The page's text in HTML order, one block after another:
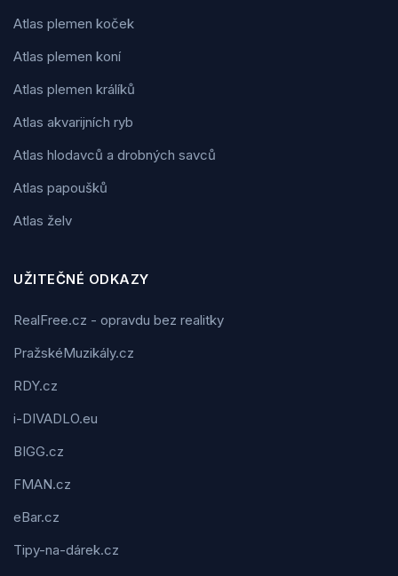
Atlas plemen koček
Atlas plemen koní
Atlas plemen králíků
Atlas akvarijních ryb
Atlas hlodavců a drobných savců
Atlas papoušků
Atlas želv
UŽITEČNÉ ODKAZY
RealFree.cz - opravdu bez realitky
PražskéMuzikály.cz
RDY.cz
i-DIVADLO.eu
BIGG.cz
FMAN.cz
eBar.cz
Tipy-na-dárek.cz